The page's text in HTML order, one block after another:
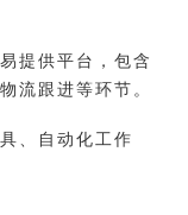
提供平台，包含
流跟进等环节。
、自动化工作